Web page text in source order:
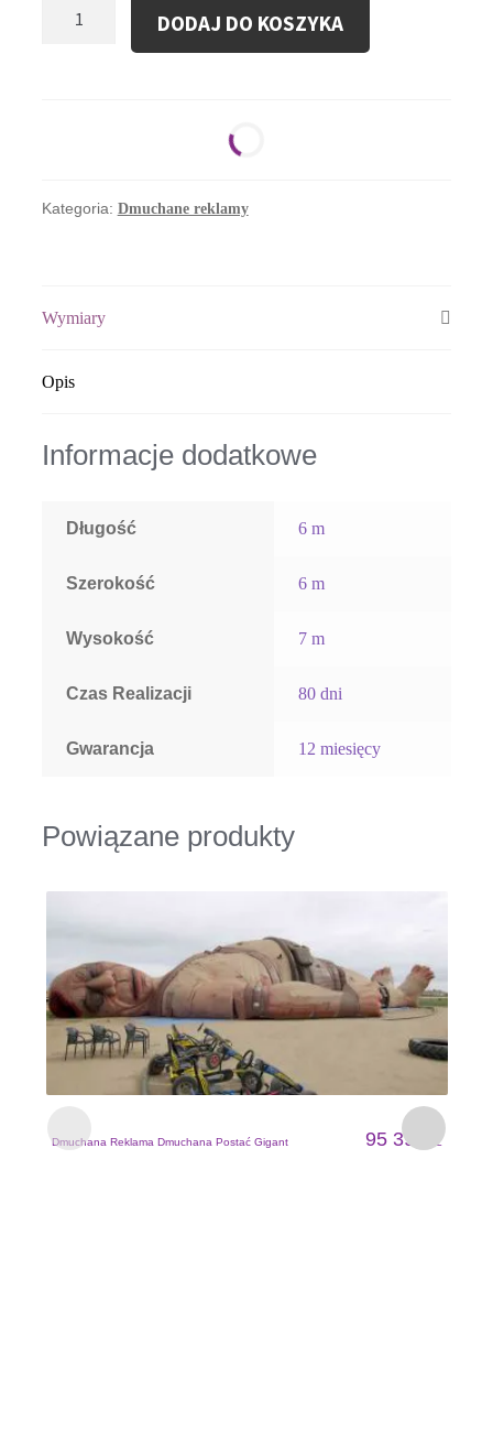
DODAJ DO KOSZYKA
Kategoria: Dmuchane reklamy
Wymiary
Opis
Informacje dodatkowe
Długość 6 m
Szerokość 6 m
Wysokość 7 m
Czas Realizacji 80 dni
Gwarancja 12 miesięcy
Powiązane produkty
Dmuchana Reklama Dmuchana Postać Gigant 95 393 ZŁ